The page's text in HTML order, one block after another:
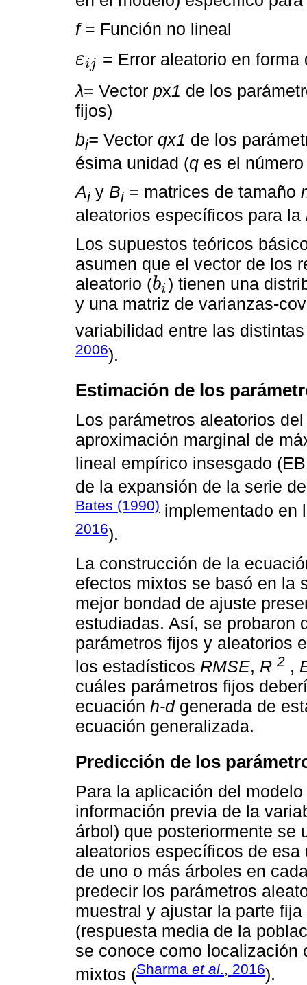
f= Función no lineal
εij
εij
= Error aleatorio en
λ= Vector px1 de los
fijos)
bi= Vector qx1 de los
ésima unidad (q es el
Ai y Bi = matrices de tamaño r
aleatorios específicos para la
Los supuestos teóricos
asumen que el vector de los
aleatorio (bi
bi
) tienen una
y una matriz de varianzas-
variabilidad entre las
2006).
Estimación de los
Los parámetros aleatorios
aproximación marginal de
lineal empírico insesgado
de la expansión de la serie
Bates (1990) implementado en
2016).
La construcción de la
efectos mixtos se basó en la
mejor bondad de ajuste
estudiadas. Así, se probaron
parámetros fijos y aleatorios
los estadísticos RMSE, R 2 ,
cuáles parámetros fijos
ecuación h-dgenerada de
ecuación generalizada.
Predicción de los
Para la aplicación del
información previa de la
árbol) que posteriormente se
aleatorios específicos de
de uno o más árboles en
predecir los parámetros
muestral y ajustar la parte
(respuesta media de la
se conoce como localización
mixtos (Sharma et al., 2016).